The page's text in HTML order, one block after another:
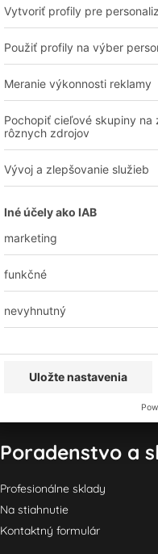
Poradenstvo a
Profesionálne sklady
Na stiahnutie
Kontaktný formulár